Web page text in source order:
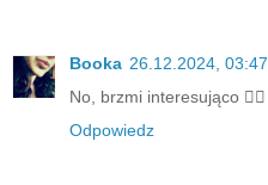
Booka 26.12.2024, 03:47
No, brzmi interesująco 👍🏻
Odpowiedz